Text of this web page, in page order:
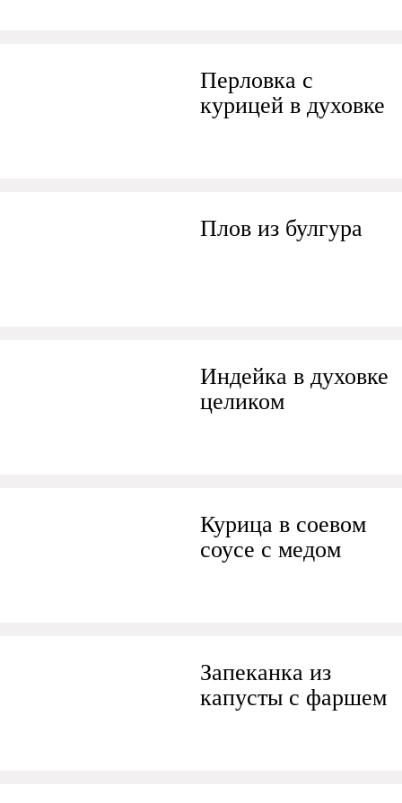
Перловка с
курицей в духовке
Плов из булгура
Индейка в духовке
целиком
Курица в соевом
соусе с медом
Запеканка из
капусты с фаршем